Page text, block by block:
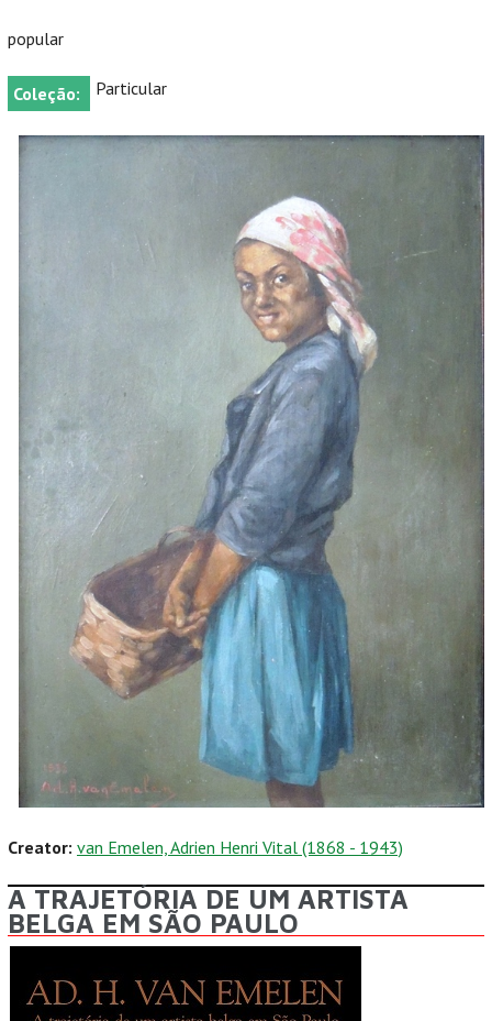
popular
Coleção: Particular
Creator: van Emelen, Adrien Henri Vital (1868 - 1943)
A TRAJETÓRIA DE UM ARTISTA
BELGA EM SÃO PAULO